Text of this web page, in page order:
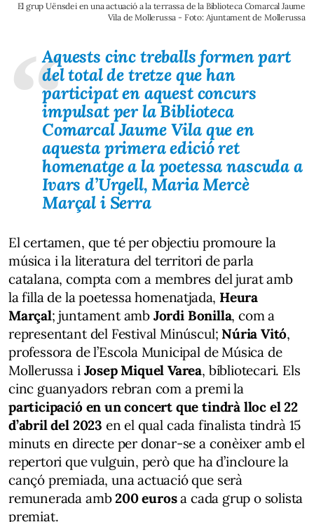
El grup Uënsdei en una actuació a la terrassa de la Biblioteca Comarcal Jaume
Vila de Mollerussa - Foto: Ajuntament de Mollerussa
Aquests cinc treballs formen part
del total de tretze que han
participat en aquest concurs
impulsat per la Biblioteca
Comarcal Jaume Vila que en
aquesta primera edició ret
homenatge a la poetessa nascuda a
Ivars d’Urgell, Maria Mercè
Marçal i Serra
El certamen, que té per objectiu promoure la
música i la literatura del territori de parla
catalana, compta com a membres del jurat amb
la filla de la poetessa homenatjada, Heura
Marçal; juntament amb Jordi Bonilla, com a
representant del Festival Minúscul;Núria Vitó,
professora de l’Escola Municipal de Música de
Mollerussa i Josep Miquel Varea, bibliotecari. Els
cinc guanyadors rebran com a premi la
participació en un concert que tindrà lloc el 22
d’abril del 2023 en el qual cada finalista tindrà 15
minuts en directe per donar-se a conèixer amb el
repertori que vulguin, però que ha d’incloure la
cançó premiada, una actuació que serà
remunerada amb200 eurosa cada grup o solista
premiat.